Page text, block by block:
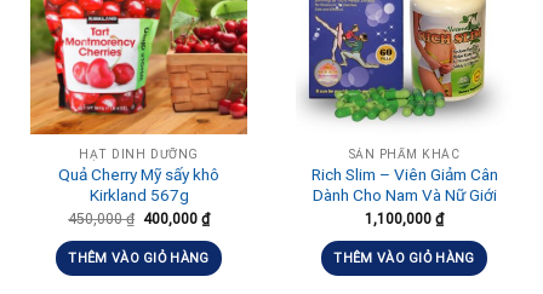
HẠT DINH DƯỠNG
Quả Cherry Mỹ sấy khô
Kirkland 567g
450,000₫ 400,000 ₫
THÊM VÀO GIỎ HÀNG
SẢN PHẨM KHÁC
Rich Slim – Viên Giảm Cân
Dành Cho Nam Và Nữ Giới
1,100,000 ₫
THÊM VÀO GIỎ HÀNG